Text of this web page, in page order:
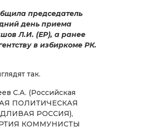
председатель
день приема
Л.И. (ЕР), а ранее
в избиркоме РК.
так.
С.А. (Российская
ПОЛИТИЧЕСКАЯ
РОССИЯ),
КОММУНИСТЫ